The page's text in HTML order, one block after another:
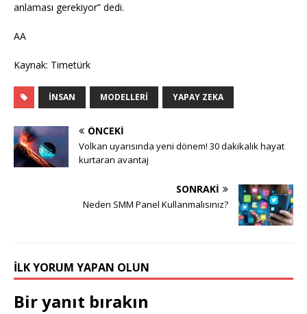
anlaması gerekiyor” dedi.
AA
Kaynak: Timetürk
İNSAN MODELLERI YAPAY ZEKA
ÖNCEKI
Volkan uyarısında yeni dönem! 30 dakikalık hayat
kurtaran avantaj
SONRAKI
Neden SMM Panel Kullanmalısınız?
İLK YORUM YAPAN OLUN
Bir yanıt bırakın